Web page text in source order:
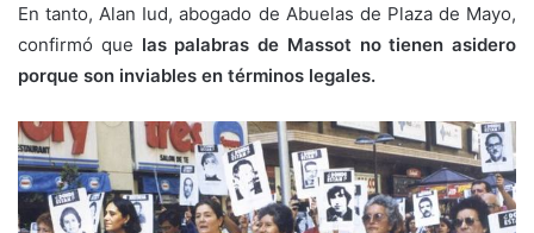
En tanto, Alan Iud, abogado de Abuelas de Plaza de Mayo,
confirmó que las palabras de Massot no tienen asidero
porque son inviables en términos legales.